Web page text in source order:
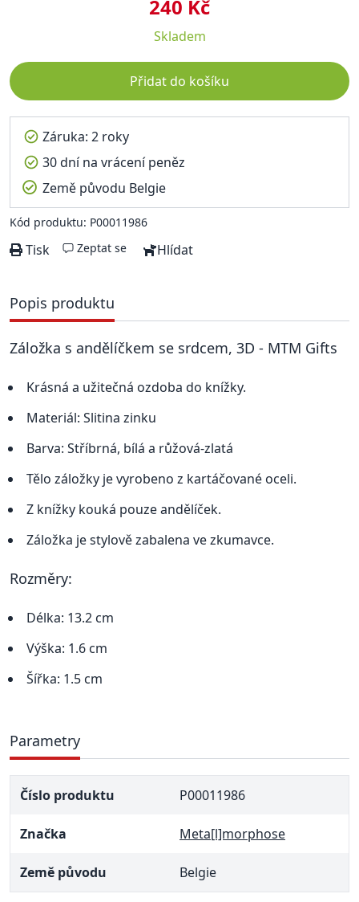
240 Kč
Skladem
Přidat do košíku
Záruka: 2 roky
30 dní na vrácení peněz
Země původu Belgie
Kód produktu: P00011986
Tisk Zeptat se Hlídat
Popis produktu
Záložka s andělíčkem se srdcem, 3D - MTM Gifts
Krásná a užitečná ozdoba do knížky.
Materiál: Slitina zinku
Barva: Stříbrná, bílá a růžová-zlatá
Tělo záložky je vyrobeno z kartáčované oceli.
Z knížky kouká pouze andělíček.
Záložka je stylově zabalena ve zkumavce.
Rozměry:
Délka: 13.2 cm
Výška: 1.6 cm
Šířka: 1.5 cm
Parametry
Číslo produktu P00011986
Značka Meta[l]morphose
Země původu Belgie